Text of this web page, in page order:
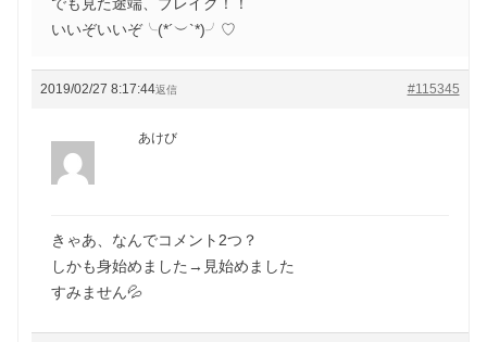
いいぞいいぞ╰(*´︶`*)╯♡
2019/02/27 8:17:44 #115345
返信
あけび
きゃあ、なんでコメント2つ？
しかも身始めました→見始めました
すみません💦